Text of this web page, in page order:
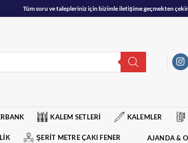
Tüm soru ve talepleriniz için bizimle iletişime geçmekten
KALEM SETLERİ KALEMLER
ŞERİT METRE ÇAKI FENER AJANDA &